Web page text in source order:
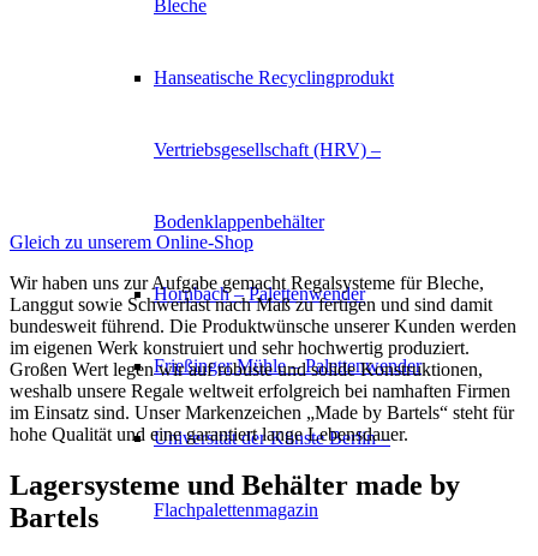
Bleche
Hanseatische Recyclingprodukt
Vertriebsgesellschaft (HRV) –
Bodenklappenbehälter
Hornbach – Palettenwender
Frießinger Mühle – Palettenwender
Universität der Künste Berlin –
Flachpalettenmagazin
Gleich zu unserem Online-Shop
Wir haben uns zur Aufgabe gemacht Regalsysteme für Bleche,
Langgut sowie Schwerlast nach Maß zu fertigen und sind damit
bundesweit führend. Die Produktwünsche unserer Kunden werden
im eigenen Werk konstruiert und sehr hochwertig produziert.
Großen Wert legen wir auf robuste und solide Konstruktionen,
weshalb unsere Regale weltweit erfolgreich bei namhaften Firmen
im Einsatz sind. Unser Markenzeichen „Made by Bartels“ steht für
hohe Qualität und eine garantiert lange Lebensdauer.
Lagersysteme und Behälter made by
Bartels